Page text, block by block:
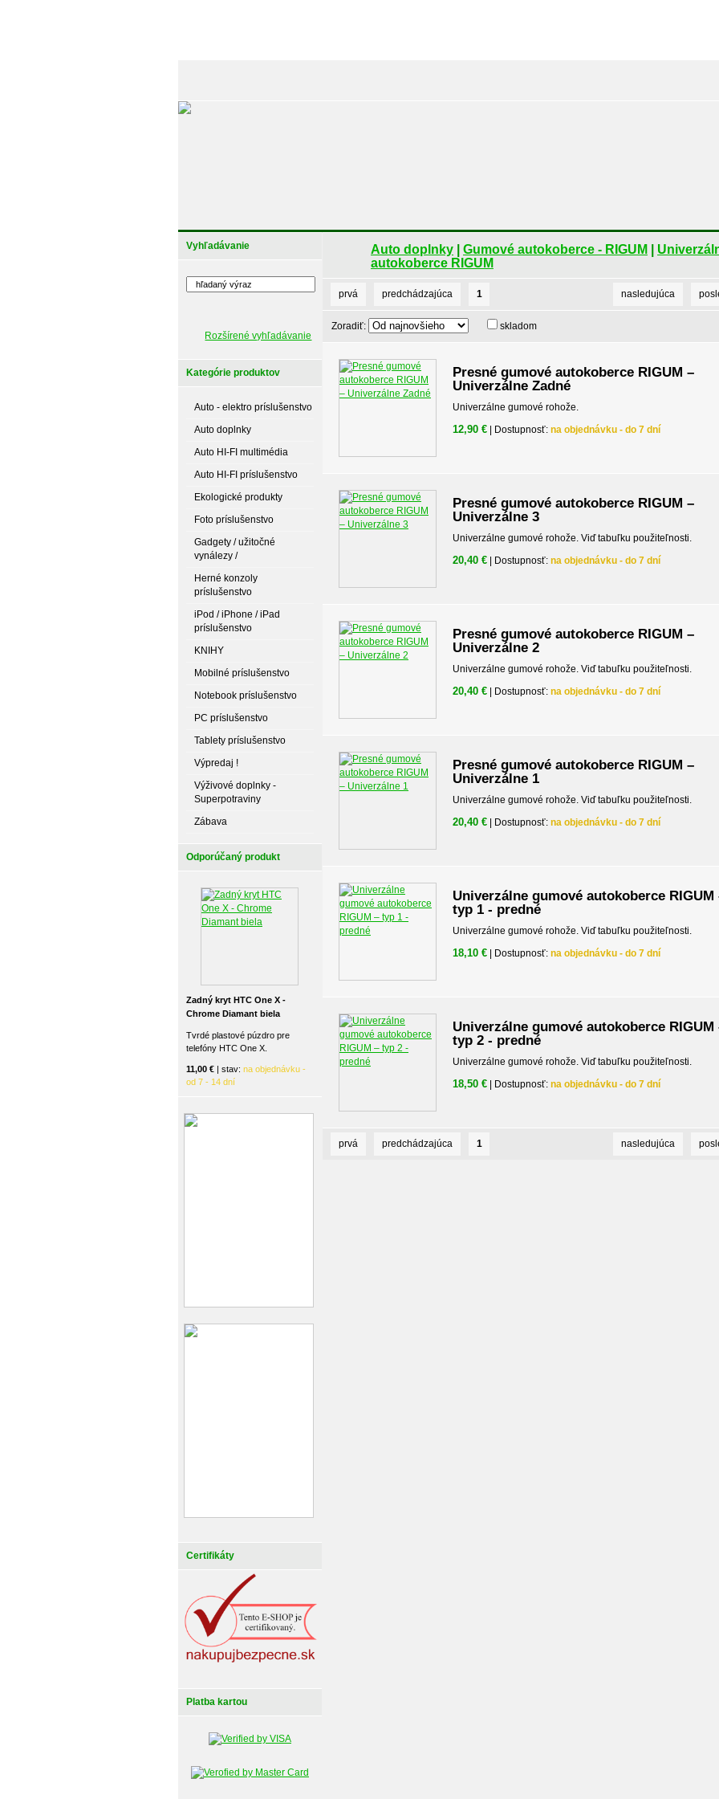
Vyhľadávanie
Rozšírené vyhľadávanie
Kategórie produktov
Auto - elektro príslušenstvo
Auto doplnky
Auto HI-FI multimédia
Auto HI-FI príslušenstvo
Ekologické produkty
Foto príslušenstvo
Gadgety / užitočné
vynálezy /
Herné konzoly
príslušenstvo
iPod / iPhone / iPad
príslušenstvo
KNIHY
Mobilné príslušenstvo
Notebook príslušenstvo
PC príslušenstvo
Tablety príslušenstvo
Výpredaj !
Výživové doplnky -
Superpotraviny
Zábava
Odporúčaný produkt
Zadný kryt HTC One X -
Chrome Diamant biela
Tvrdé plastové púzdro pre
telefóny HTC One X.
11,00 € | stav: na objednávku -
od 7 - 14 dní
Certifikáty
Platba kartou
Auto doplnky Gumové autokoberce - RIGUM
autokoberce RIGUM
prvá predchádzajúca 1 nasledujúca
Zoradiť: skladom
Presné gumové autokoberce RIGUM –
Univerzálne Zadné
Univerzálne gumové rohože.
12,90 € | Dostupnosť: na objednávku - do 7 dní
Presné gumové autokoberce RIGUM –
Univerzálne 3
Univerzálne gumové rohože. Viď tabuľku použiteľnosti.
20,40 € | Dostupnosť: na objednávku - do 7 dní
Presné gumové autokoberce RIGUM –
Univerzálne 2
Univerzálne gumové rohože. Viď tabuľku použiteľnosti.
20,40 € | Dostupnosť: na objednávku - do 7 dní
Presné gumové autokoberce RIGUM –
Univerzálne 1
Univerzálne gumové rohože. Viď tabuľku použiteľnosti.
20,40 € | Dostupnosť: na objednávku - do 7 dní
Univerzálne gumové autokoberce RIGUM
typ 1 - predné
Univerzálne gumové rohože. Viď tabuľku použiteľnosti.
18,10 € | Dostupnosť: na objednávku - do 7 dní
Univerzálne gumové autokoberce RIGUM
typ 2 - predné
Univerzálne gumové rohože. Viď tabuľku použiteľnosti.
18,50 € | Dostupnosť: na objednávku - do 7 dní
prvá predchádzajúca 1 nasledujúca